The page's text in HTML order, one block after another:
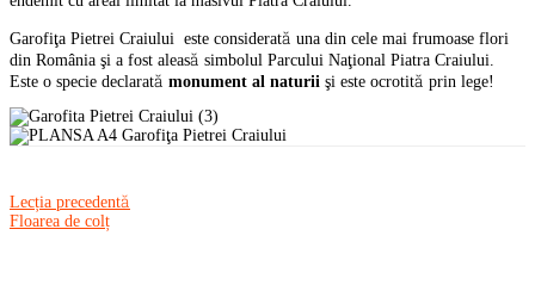
Garofiţa Pietrei Craiului este considerată una din cele mai frumoase flori
din România şi a fost aleasă simbolul Parcului Naţional Piatra Craiului.
Este o specie declarată monument al naturii şi este ocrotită prin lege!
Lecția precedentă
Floarea de colț